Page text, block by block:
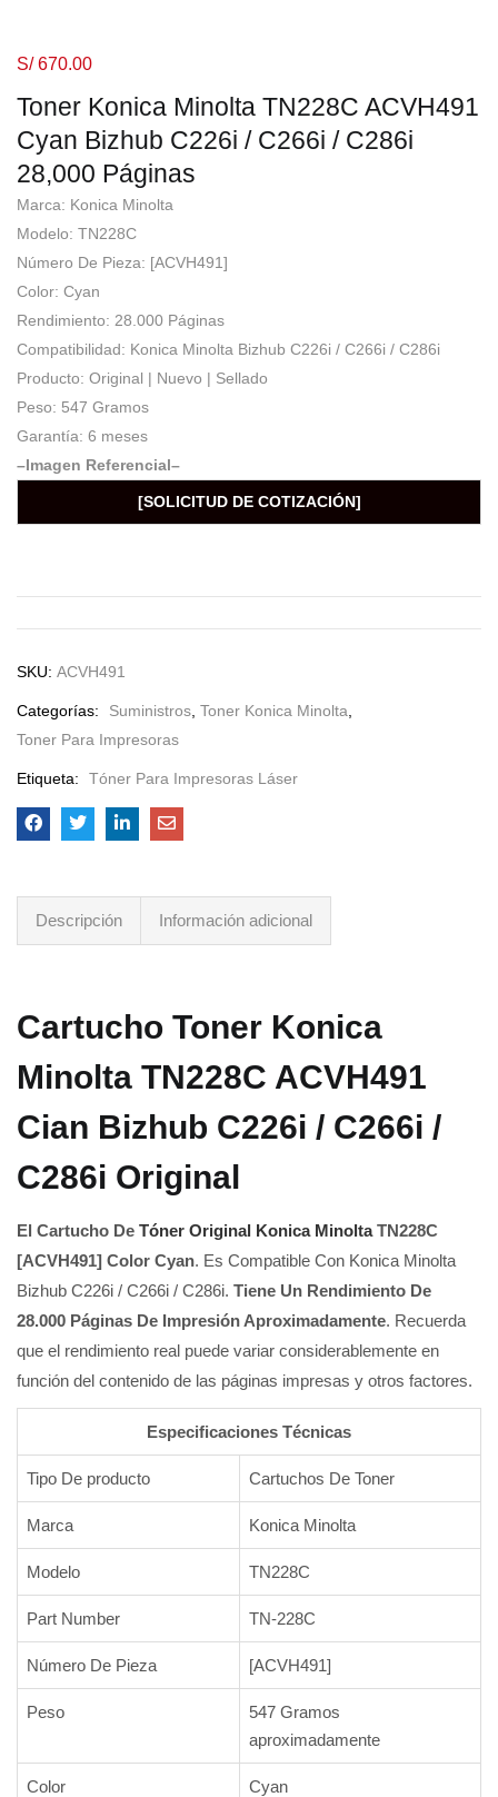
Toner Konica Minolta TN228C ACVH491
Cyan Bizhub C226i / C266i / C286i
28,000 Páginas
S/670.00
Marca: Konica Minolta
Modelo: TN228C
Número De Pieza: [ACVH491]
Color: Cyan
Rendimiento: 28.000 Páginas
Compatibilidad: Konica Minolta Bizhub C226i / C266i / C286i
Producto: Original | Nuevo | Sellado
Peso: 547 Gramos
Garantía: 6 meses
–Imagen Referencial–
[SOLICITUD DE COTIZACIÓN]
SKU: ACVH491
Categorías: Suministros Toner Konica Minolta
Toner Para Impresoras
Etiqueta: Tóner Para Impresoras Láser
Descripción Información adicional
Cartucho Toner Konica
Minolta TN228C ACVH491
Cian Bizhub C226i / C266i /
C286i Original
El Cartucho De Tóner Original Konica MinoltaTN228C
[ACVH491] Color Cyan. Es Compatible Con Konica Minolta
Bizhub C226i / C266i / C286i. Tiene Un Rendimiento De
28.000 Páginas De Impresión Aproximadamente. Recuerda
que el rendimiento real puede variar considerablemente en
función del contenido de las páginas impresas y otros factores.
Especificaciones Técnicas
Tipo De producto Cartuchos De Toner
Marca Konica Minolta
Modelo TN228C
Part Number TN-228C
Número De Pieza [ACVH491]
Peso
547 Gramos
aproximadamente
Color Cyan